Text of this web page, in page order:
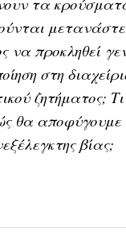
να προκληθεί
στη
ζητήματος;
θα αποφύγουμε
βίας;